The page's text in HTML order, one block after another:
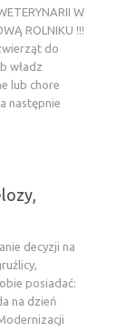
W
ROLNIKU !!!
do
władz
lub chore
następnie
decyzji na
posiadać:
na dzień